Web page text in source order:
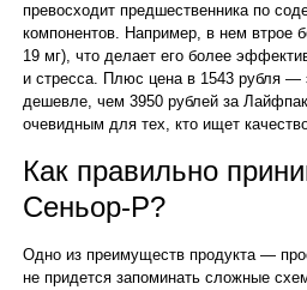
превосходит предшественника по
компонентов. Например, в нем втрое
19 мг), что делает его более
и стресса. Плюс цена в 1543 рубля —
дешевле, чем 3950 рублей за
очевидным для тех, кто ищет
Как правильно
Сеньор-Р?
Одно из преимуществ продукта —
не придется запоминать сложные